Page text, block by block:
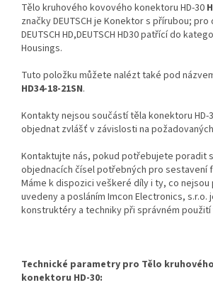
Tělo kruhového kovového konektoru HD-30
značky DEUTSCH je Konektor s přírubou;
DEUTSCH HD,DEUTSCH HD30 patřící do
Housings.
Tuto položku můžete nalézt také pod
HD34-18-21SN.
Kontakty nejsou součástí těla konektoru HD-
objednat zvlášť v závislosti na
Kontaktujte nás, pokud potřebujete poradit
objednacích čísel potřebných pro sestavení
Máme k dispozici veškeré díly i ty, co nejsou
uvedeny a posláním Imcon Electronics, s.r.o.
konstruktéry a techniky při správném
Technické parametry pro Tělo
konektoru HD-30: